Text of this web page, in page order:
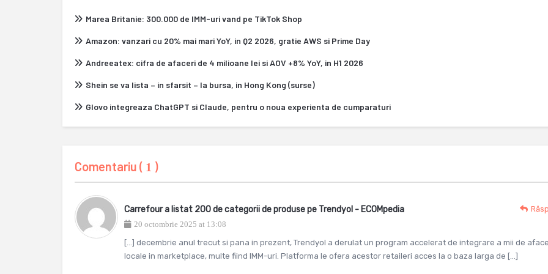
Marea Britanie: 300.000 de IMM-uri vand pe TikTok Shop
Amazon: vanzari cu 20% mai mari YoY, in Q2 2026, gratie AWS si Prime Day
Andreeatex: cifra de afaceri de 4 milioane lei si AOV +8% YoY, in H1 2026
Shein se va lista – in sfarsit – la bursa, in Hong Kong (surse)
Glovo integreaza ChatGPT si Claude, pentru o noua experienta de cumparaturi
Comentariu ( 1 )
Carrefour a listat 200 de categorii de produse pe Trendyol - ECOMpedia
20 octombrie 2025 at 13:08
[…] decembrie anul trecut si pana in prezent, Trendyol a derulat un program accelerat de integrare a mii de
locale in marketplace, multe fiind IMM-uri. Platforma le ofera acestor retaileri acces la o baza larga de […]